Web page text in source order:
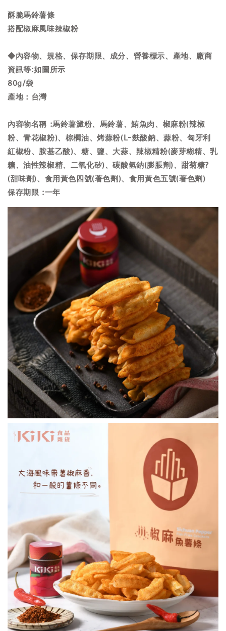
酥脆馬鈴薯條
搭配椒麻風味辣椒粉
◆內容物、規格、保存期限、成分、營養標示、產地、廠商
資訊等:如圖所示
80g/袋
產地：台灣
內容物名稱 :馬鈴薯澱粉、馬鈴薯、鮪魚肉、椒麻粉(辣椒
粉、青花椒粉)、棕櫚油、烤蒜粉(L-麩酸鈉、蒜粉、匈牙利
紅椒粉、胺基乙酸)、糖、鹽、大蒜、辣椒精粉(麥芽糊精、乳
糖、油性辣椒精、二氧化矽)、碳酸氫鈉(膨脹劑)、甜菊糖?
(甜味劑)、食用黃色四號(著色劑)、食用黃色五號(著色劑)
保存期限 :一年